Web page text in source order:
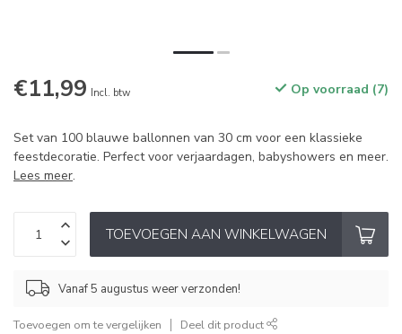
€11,99 Incl. btw Op voorraad (7)
Set van 100 blauwe ballonnen van 30 cm voor een klassieke
feestdecoratie. Perfect voor verjaardagen, babyshowers en meer.
Lees meer.
TOEVOEGEN AAN WINKELWAGEN
Vanaf 5 augustus weer verzonden!
Toevoegen om te vergelijken Deel dit product